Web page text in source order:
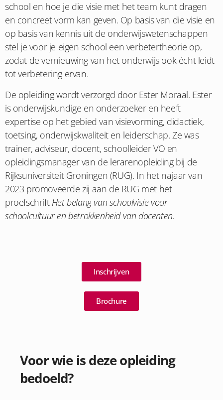
school en hoe je die visie met het team kunt dragen
en concreet vorm kan geven. Op basis van die visie en
op basis van kennis uit de onderwijswetenschappen
stel je voor je eigen school een verbetertheorie op,
zodat de vernieuwing van het onderwijs ook écht leidt
tot verbetering ervan.
De opleiding wordt verzorgd door Ester Moraal. Ester
is onderwijskundige en onderzoeker en heeft
expertise op het gebied van visievorming, didactiek,
toetsing, onderwijskwaliteit en leiderschap. Ze was
trainer, adviseur, docent, schoolleider VO en
opleidingsmanager van de lerarenopleiding bij de
Rijksuniversiteit Groningen (RUG). In het najaar van
2023 promoveerde zij aan de RUG met het
proefschrift Het belang van schoolvisie voor
schoolcultuur en betrokkenheid van docenten.
Inschrijven
Brochure
Voor wie is deze opleiding
bedoeld?